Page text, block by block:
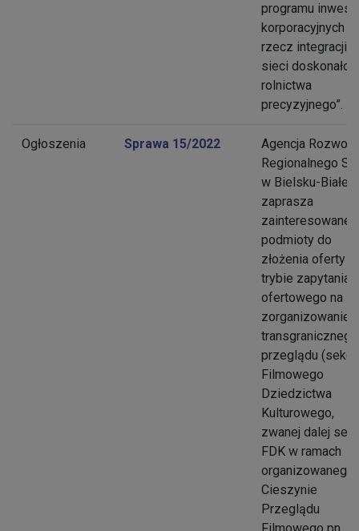
programu
korporacyjnych
rzecz integracji
sieci
rolnictwa
precyzyjnego”.
Ogłoszenia Sprawa 15/2022
Agencja Rozwoju
Regionalnego
w Bielsku-Białej
zaprasza
zainteresowane
podmioty do
złożenia oferty w
trybie zapytania
ofertowego na
zorganizowanie
transgranicznego
przeglądu
Filmowego
Dziedzictwa
Kulturowego,
zwanej dalej
FDK w ramach
organizowanego
Cieszynie
Przeglądu